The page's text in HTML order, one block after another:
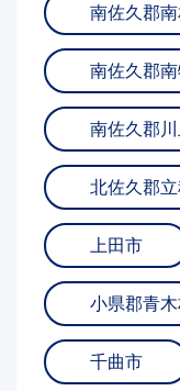
南佐久郡
南佐久郡
南佐久郡
北佐久郡
上田市
小県郡青
千曲市